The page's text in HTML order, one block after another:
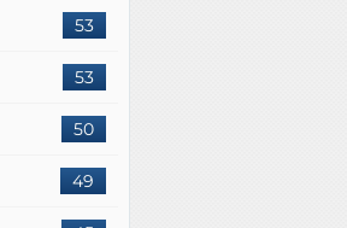
53
53
50
49